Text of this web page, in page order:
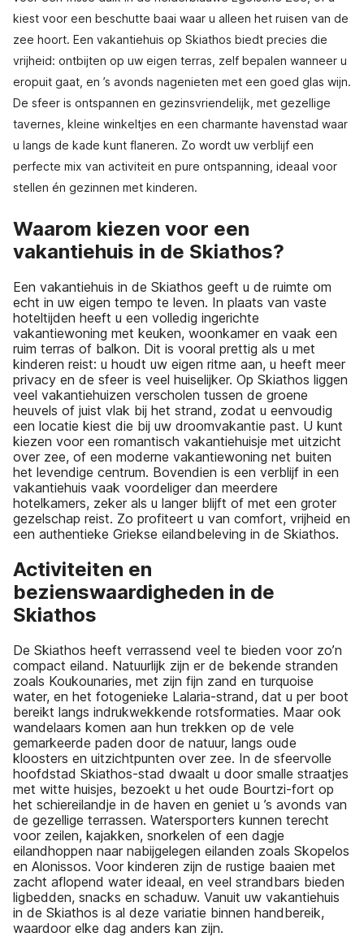
kiest voor een beschutte baai waar u alleen het ruisen van de
zee hoort. Een vakantiehuis op Skiathos biedt precies die
vrijheid: ontbijten op uw eigen terras, zelf bepalen wanneer u
eropuit gaat, en ’s avonds nagenieten met een goed glas wijn.
De sfeer is ontspannen en gezinsvriendelijk, met gezellige
tavernes, kleine winkeltjes en een charmante havenstad waar
u langs de kade kunt flaneren. Zo wordt uw verblijf een
perfecte mix van activiteit en pure ontspanning, ideaal voor
stellen én gezinnen met kinderen.
Waarom kiezen voor een
vakantiehuis in de Skiathos?
Een vakantiehuis in de Skiathos geeft u de ruimte om
echt in uw eigen tempo te leven. In plaats van vaste
hoteltijden heeft u een volledig ingerichte
vakantiewoning met keuken, woonkamer en vaak een
ruim terras of balkon. Dit is vooral prettig als u met
kinderen reist: u houdt uw eigen ritme aan, u heeft meer
privacy en de sfeer is veel huiselijker. Op Skiathos liggen
veel vakantiehuizen verscholen tussen de groene
heuvels of juist vlak bij het strand, zodat u eenvoudig
een locatie kiest die bij uw droomvakantie past. U kunt
kiezen voor een romantisch vakantiehuisje met uitzicht
over zee, of een moderne vakantiewoning net buiten
het levendige centrum. Bovendien is een verblijf in een
vakantiehuis vaak voordeliger dan meerdere
hotelkamers, zeker als u langer blijft of met een groter
gezelschap reist. Zo profiteert u van comfort, vrijheid en
een authentieke Griekse eilandbeleving in de Skiathos.
Activiteiten en
bezienswaardigheden in de
Skiathos
De Skiathos heeft verrassend veel te bieden voor zo’n
compact eiland. Natuurlijk zijn er de bekende stranden
zoals Koukounaries, met zijn fijn zand en turquoise
water, en het fotogenieke Lalaria-strand, dat u per boot
bereikt langs indrukwekkende rotsformaties. Maar ook
wandelaars komen aan hun trekken op de vele
gemarkeerde paden door de natuur, langs oude
kloosters en uitzichtpunten over zee. In de sfeervolle
hoofdstad Skiathos-stad dwaalt u door smalle straatjes
met witte huisjes, bezoekt u het oude Bourtzi-fort op
het schiereilandje in de haven en geniet u ’s avonds van
de gezellige terrassen. Watersporters kunnen terecht
voor zeilen, kajakken, snorkelen of een dagje
eilandhoppen naar nabijgelegen eilanden zoals Skopelos
en Alonissos. Voor kinderen zijn de rustige baaien met
zacht aflopend water ideaal, en veel strandbars bieden
ligbedden, snacks en schaduw. Vanuit uw vakantiehuis
in de Skiathos is al deze variatie binnen handbereik,
waardoor elke dag anders kan zijn.